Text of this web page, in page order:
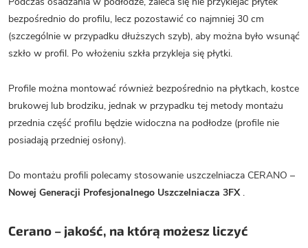
bezpośrednio do profilu, lecz pozostawić co najmniej 30 cm
(szczególnie w przypadku dłuższych szyb), aby można było wsunąć
szkło w profil. Po włożeniu szkła przykleja się płytki.
Profile można montować również bezpośrednio na płytkach, kostce
brukowej lub brodziku, jednak w przypadku tej metody montażu
przednia część profilu będzie widoczna na podłodze (profile nie
posiadają przedniej osłony).
Do montażu profili polecamy stosowanie uszczelniacza CERANO –
Nowej Generacji Profesjonalnego Uszczelniacza 3FX.
Cerano – jakość, na którą możesz liczyć